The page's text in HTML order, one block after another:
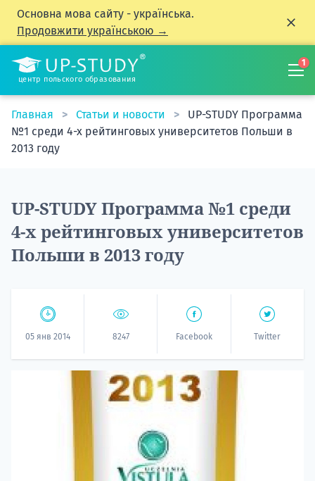
Основна мова сайту - українська.
Продовжити українською →
центр польского образования
1
Главная Статьи и новости
UP-STUDY Программа
№1 среди 4-х рейтинговых университетов Польши в
2013 году
UP-STUDY Программа №1 среди
4-х рейтинговых университетов
Польши в 2013 году
05 янв 2014 8247 Facebook Twitter